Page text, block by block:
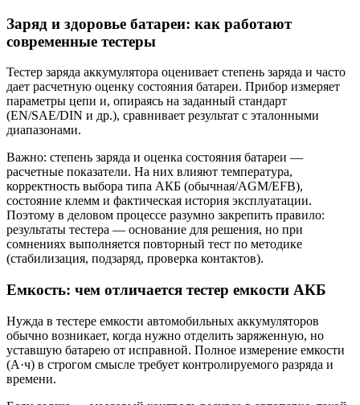
Заряд и здоровье батареи: как работают
современные тестеры
Тестер заряда аккумулятора оценивает степень заряда и часто
дает расчетную оценку состояния батареи. Прибор измеряет
параметры цепи и, опираясь на заданный стандарт
(EN/SAE/DIN и др.), сравнивает результат с эталонными
диапазонами.
Важно: степень заряда и оценка состояния батареи —
расчетные показатели. На них влияют температура,
корректность выбора типа АКБ (обычная/AGM/EFB),
состояние клемм и фактическая история эксплуатации.
Поэтому в деловом процессе разумно закрепить правило:
результаты тестера — основание для решения, но при
сомнениях выполняется повторный тест по методике
(стабилизация, подзаряд, проверка контактов).
Емкость: чем отличается тестер емкости АКБ
Нужда в тестере емкости автомобильных аккумуляторов
обычно возникает, когда нужно отделить заряженную, но
уставшую батарею от исправной. Полное измерение емкости
(А·ч) в строгом смысле требует контролируемого разряда и
времени.